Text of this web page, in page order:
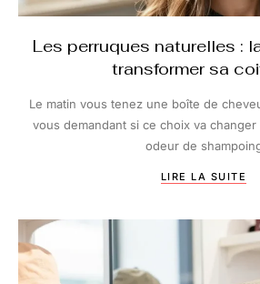
Les perruques naturelles :
transformer sa
Le matin vous tenez une boîte de
vous demandant si ce choix va
odeur de
LIRE LA SUITE